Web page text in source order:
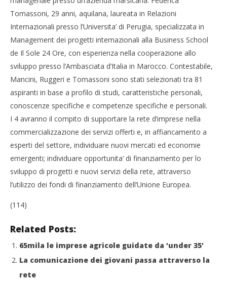
Tomassoni, 29 anni, aquilana, laureata in Relazioni
Internazionali presso l’Universita’ di Perugia, specializzata in
Management dei progetti internazionali alla Business School
de Il Sole 24 Ore, con esperienza nella cooperazione allo
sviluppo presso l’Ambasciata d’Italia in Marocco. Contestabile,
Mancini, Ruggeri e Tomassoni sono stati selezionati tra 81
aspiranti in base a profilo di studi, caratteristiche personali,
conoscenze specifiche e competenze specifiche e personali.
I 4 avranno il compito di supportare la rete d’imprese nella
commercializzazione dei servizi offerti e, in affiancamento a
esperti del settore, individuare nuovi mercati ed economie
emergenti; individuare opportunita’ di finanziamento per lo
sviluppo di progetti e nuovi servizi della rete, attraverso
l’utilizzo dei fondi di finanziamento dell’Unione Europea.
(114)
Related Posts:
65mila le imprese agricole guidate da ‘under 35’
La comunicazione dei giovani passa attraverso la
rete